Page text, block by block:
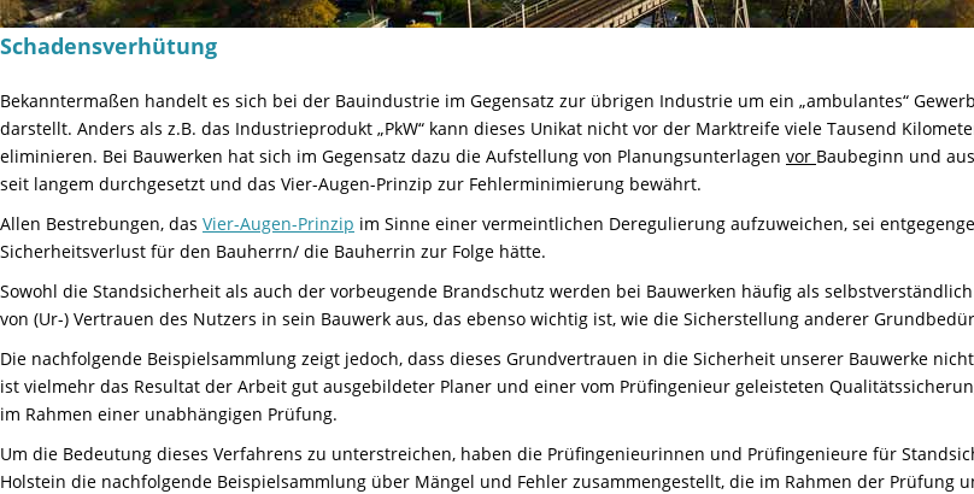
Schadensverhütung
Bekanntermaßen handelt es sich bei der Bauindustrie im Gegensatz zur übrigen Industrie um ein „ambulantes“
darstellt. Anders als z.B. das Industrieprodukt „PkW“ kann dieses Unikat nicht vor der Marktreife viele Tausend
eliminieren. Bei Bauwerken hat sich im Gegensatz dazu die Aufstellung von Planungsunterlagen vor Baubeginn und
seit langem durchgesetzt und das Vier-Augen-Prinzip zur Fehlerminimierung bewährt.
Allen Bestrebungen, das Vier-Augen-Prinzip im Sinne einer vermeintlichen Deregulierung aufzuweichen, sei
Sicherheitsverlust für den Bauherrn/ die Bauherrin zur Folge hätte.
Sowohl die Standsicherheit als auch der vorbeugende Brandschutz werden bei Bauwerken häufig als
von (Ur-) Vertrauen des Nutzers in sein Bauwerk aus, das ebenso wichtig ist, wie die Sicherstellung anderer
Die nachfolgende Beispielsammlung zeigt jedoch, dass dieses Grundvertrauen in die Sicherheit unserer Bauwerke
ist vielmehr das Resultat der Arbeit gut ausgebildeter Planer und einer vom Prüfingenieur geleisteten
im Rahmen einer unabhängigen Prüfung.
Um die Bedeutung dieses Verfahrens zu unterstreichen, haben die Prüfingenieurinnen und Prüfingenieure für
Holstein die nachfolgende Beispielsammlung über Mängel und Fehler zusammengestellt, die im Rahmen der Prüfung